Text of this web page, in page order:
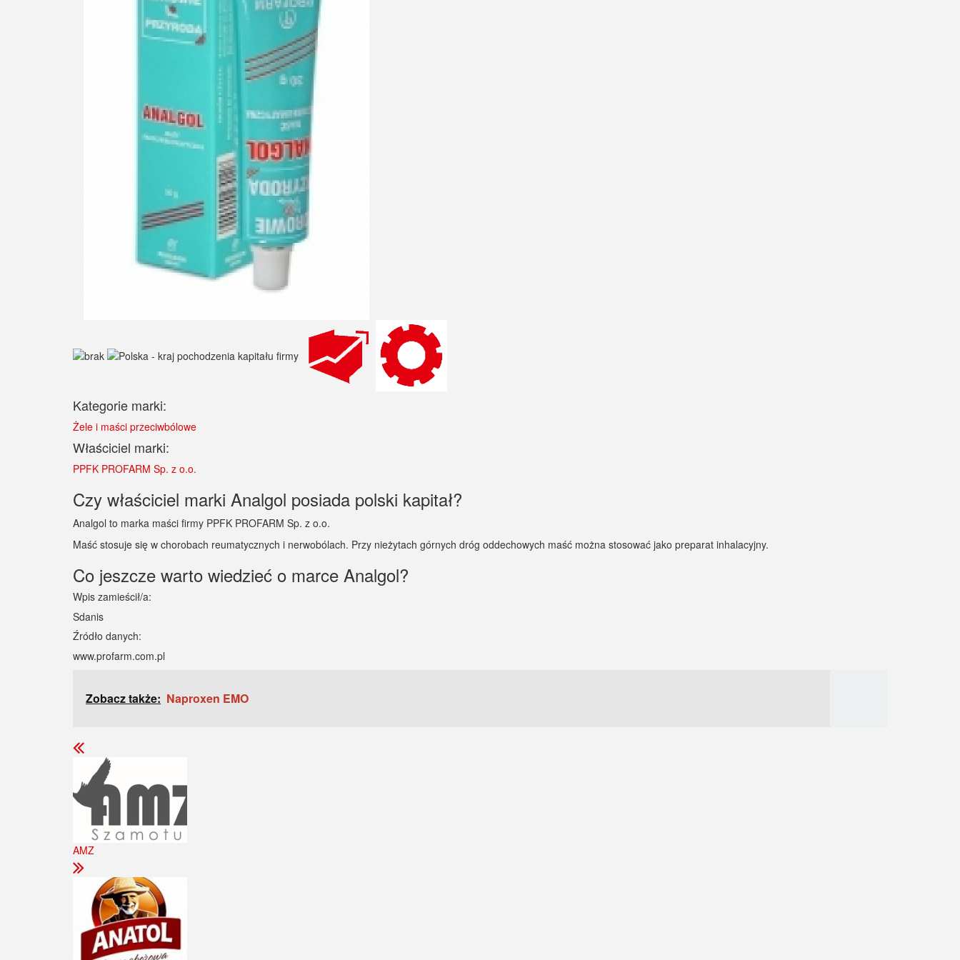
Kategorie marki:
Żele i maści przeciwbólowe
Właściciel marki:
PPFK PROFARM Sp. z o.o.
Czy właściciel marki Analgol posiada polski kapitał?
Analgol to marka maści firmy PPFK PROFARM Sp. z o.o.
Maść stosuje się w chorobach reumatycznych i nerwobólach. Przy nieżytach górnych dróg oddechowych maść można stosować jako preparat inhalacyjny.
Co jeszcze warto wiedzieć o marce Analgol?
Wpis zamieścił/a:
Sdanis
Źródło danych:
www.profarm.com.pl
Zobacz także: Naproxen EMO
AMZ